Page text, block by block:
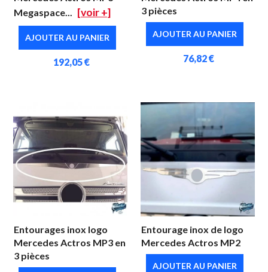
Megaspace... [voir +]
AJOUTER AU PANIER
192,05 €
3 pièces
AJOUTER AU PANIER
76,82 €
Entourages inox logo
Mercedes Actros MP3 en
3 pièces
Entourage inox de logo
Mercedes Actros MP2
AJOUTER AU PANIER